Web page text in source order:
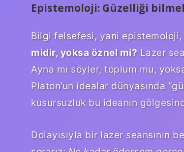
Epistemoloji: Güzelliği
Bilgi felsefesi, yani
midir, yoksa öznel mi?Lazer
Ayna mı söyler, toplum mu,
Platon’un idealar dünyasında
kusursuzluk bu ideanın
Dolayısıyla bir lazer seansının